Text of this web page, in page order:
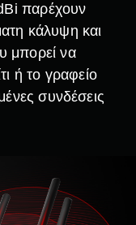
παρέχουν
κάλυψη και
μπορεί να
ή το γραφείο
συνδέσεις